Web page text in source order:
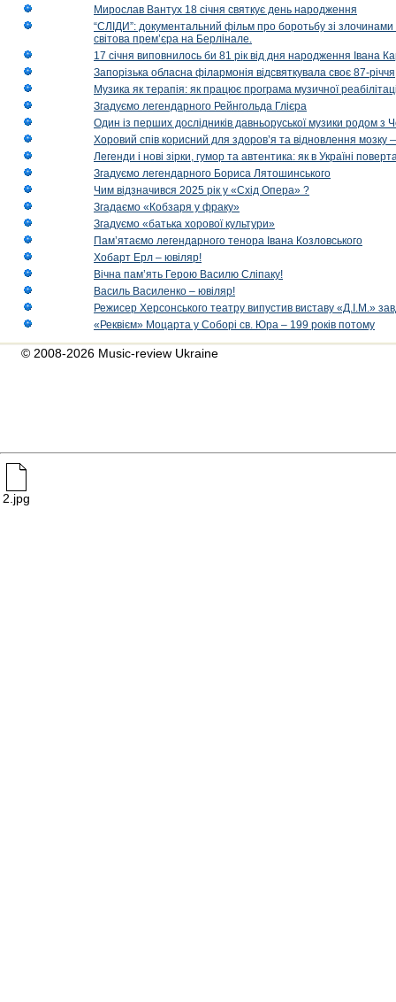
Мирослав Вантух 18 січня святкує день народження
“СЛІДИ”: документальний фільм про боротьбу зі
світова прем’єра на Берлінале.
17 січня виповнилось би 81 рік від дня народження Івана
Запорізька обласна філармонія відсвяткувала своє 87-річчя
Музика як терапія: як працює програма музичної
Згадуємо легендарного Рейнгольда Глієра
Один із перших дослідників давньоруської музики родом з
Хоровий спів корисний для здоров’я та відновлення мозку
Легенди і нові зірки, гумор та автентика: як в Україні
Згадуємо легендарного Бориса Лятошинського
Чим відзначився 2025 рік у «Схід Опера» ?
Згадаємо «Кобзаря у фраку»
Згадуємо «батька хорової культури»
Пам’ятаємо легендарного тенора Івана Козловського
Хобарт Ерл – ювіляр!
Вічна пам’ять Герою Василю Сліпаку!
Василь Василенко – ювіляр!
Режисер Херсонського театру випустив виставу «Д.І.М.»
«Реквієм» Моцарта у Соборі св. Юра – 199 років потому
© 2008-2026 Music-review Ukraine
2.jpg